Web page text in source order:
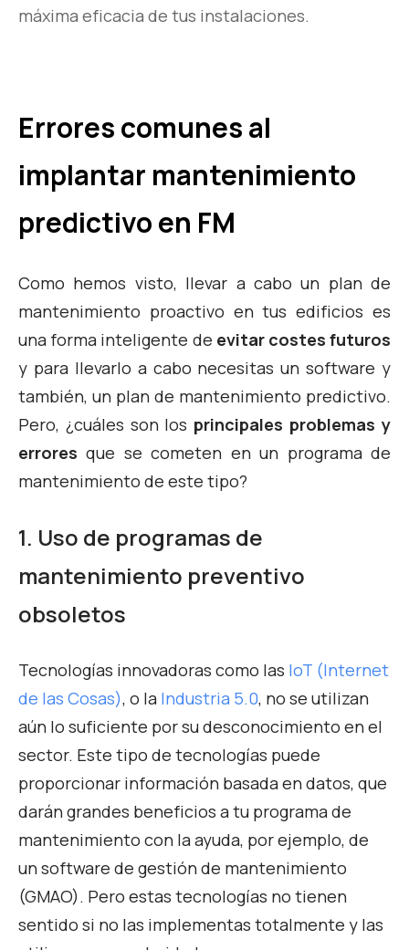
máxima eficacia de tus instalaciones.
Errores comunes al
implantar mantenimiento
predictivo en FM
Como hemos visto, llevar a cabo un plan de
mantenimiento proactivo en tus edificios es
una forma inteligente de evitar costes futuros
y para llevarlo a cabo necesitas un software y
también, un plan de mantenimiento predictivo.
Pero, ¿cuáles son los principales problemas y
erroresque se cometen en un programa de
mantenimiento de este tipo?
1. Uso de programas de
mantenimiento preventivo
obsoletos
Tecnologías innovadoras como las IoT (Internet
de las Cosas), o la Industria 5.0, no se utilizan
aún lo suficiente por su desconocimiento en el
sector. Este tipo de tecnologías puede
proporcionar información basada en datos, que
darán grandes beneficios a tu programa de
mantenimiento con la ayuda, por ejemplo, de
un software de gestión de mantenimiento
(GMAO). Pero estas tecnologías no tienen
sentido si no las implementas totalmente y las